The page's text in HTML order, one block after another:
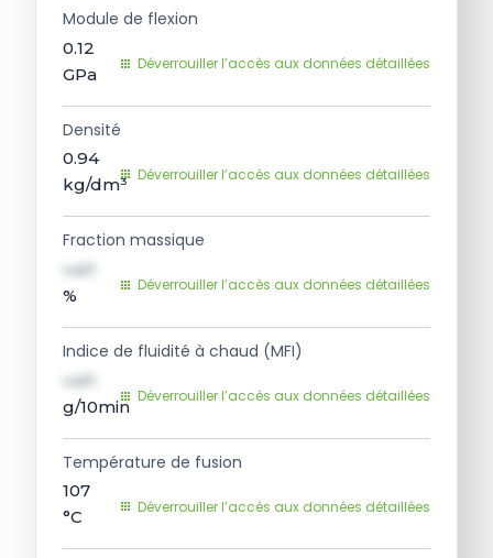
Module de flexion
0.12
GPa
Déverrouiller l’accès aux données détaillées
Densité
0.94
kg/dm³ Déverrouiller l’accès aux données détaillées
Fraction massique
val1
%
Déverrouiller l’accès aux données détaillées
Indice de fluidité à chaud (MFI)
val1
g/10min Déverrouiller l’accès aux données détaillées
Température de fusion
107
°C
Déverrouiller l’accès aux données détaillées